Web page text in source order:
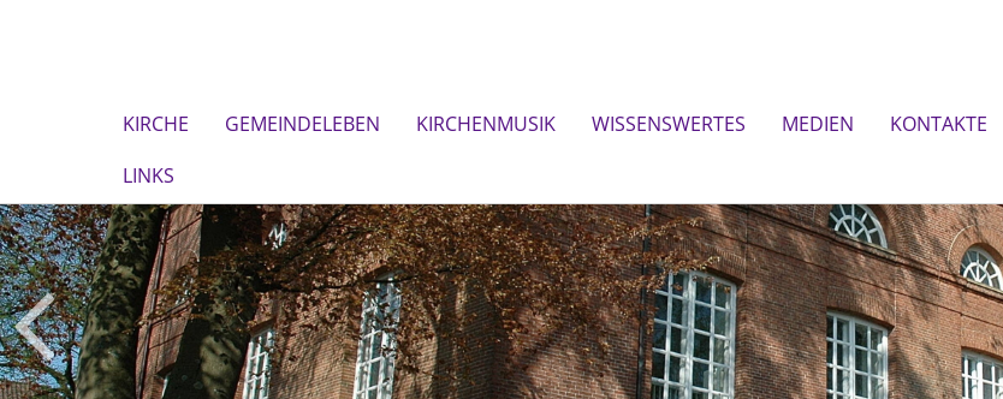
KIRCHE GEMEINDELEBEN KIRCHENMUSIK WISSENSWERTES MEDIEN KONTAKTE
LINKS